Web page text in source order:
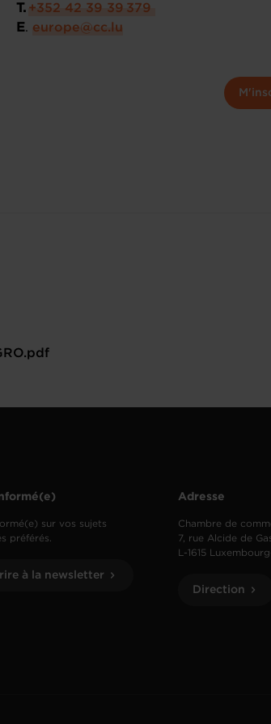
T. +352 42 39 39 379
E. europe@cc.lu
sur vos sujets
préférés.
à la newsletter
Adresse
Chambre de
7, rue Alcide de
L-1615
Direction